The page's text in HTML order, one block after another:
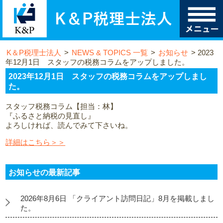
K＆P税理士法人 > NEWS & TOPICS 一覧 > お知らせ >2023
年12月1日 スタッフの税務コラムをアップしました。
2023年12月1日 スタッフの税務コラムをアップしまし
た。
スタッフ税務コラム【担当：林】
『ふるさと納税の見直し』
よろしければ、読んでみて下さいね。
詳細はこちら＞＞
お知らせの最新記事
2026年8月6日 「クライアント訪問日記」8月を掲載しまし
た。